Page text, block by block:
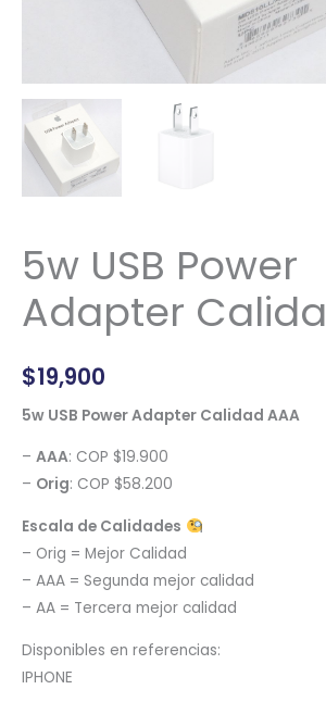
5w USB Power
Adapter
$19,900
5w USB Power Adapter Calidad AAA
– AAA: COP $19.900
– Orig: COP $58.200
Escala de Calidades
– Orig = Mejor Calidad
– AAA = Segunda mejor calidad
– AA = Tercera mejor calidad
Disponibles en referencias:
IPHONE